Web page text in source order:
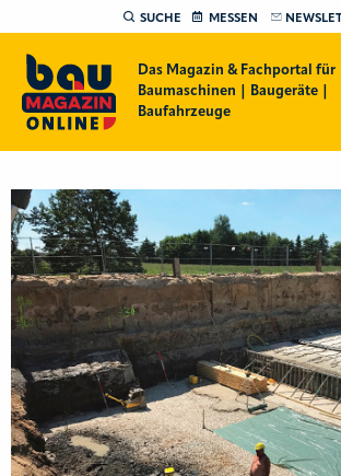
SUCHE MESSEN
Das Magazin & Fachportal für
Baumaschinen | Baugeräte |
Baufahrzeuge